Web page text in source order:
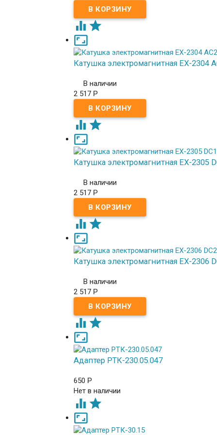
 

Катушка электромагнитная EX-2304
В наличии
2 517 Р
 

Катушка электромагнитная EX-2305
В наличии
2 517 Р
 

Катушка электромагнитная EX-2306
В наличии
2 517 Р
 

Адаптер РТК-230.05.047
650 Р
Нет в наличии
 
